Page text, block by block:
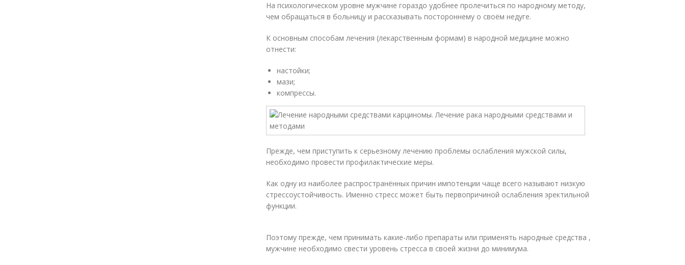
На психологическом уровне мужчине гораздо удобнее пролечиться по народному методу,
чем обращаться в больницу и рассказывать постороннему о своём недуге.
К основным способам лечения (лекарственным формам) в народной медицине можно
отнести:
настойки;
мази;
компрессы.
Прежде, чем приступить к серьезному лечению проблемы ослабления мужской силы,
необходимо провести профилактические меры.
Как одну из наиболее распространённых причин импотенции чаще всего называют низкую
стрессоустойчивость. Именно стресс может быть первопричиной ослабления эректильной
функции.
Поэтому прежде, чем принимать какие-либо препараты или применять народные средства ,
мужчине необходимо свести уровень стресса в своей жизни до минимума.